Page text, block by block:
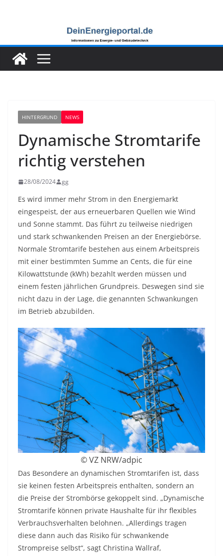
HINTERGRUND NEWS
Dynamische Stromtarife
richtig verstehen
28/08/2024 gg
Es wird immer mehr Strom in den Energiemarkt
eingespeist, der aus erneuerbaren Quellen wie Wind
und Sonne stammt. Das führt zu teilweise niedrigen
und stark schwankenden Preisen an der Energiebörse.
Normale Stromtarife bestehen aus einem Arbeitspreis
mit einer bestimmten Summe an Cents, die für eine
Kilowattstunde (kWh) bezahlt werden müssen und
einem festen jährlichen Grundpreis. Deswegen sind sie
nicht dazu in der Lage, die genannten Schwankungen
im Betrieb abzubilden.
© VZ NRW/adpic
Das Besondere an dynamischen Stromtarifen ist, dass
sie keinen festen Arbeitspreis enthalten, sondern an
die Preise der Strombörse gekoppelt sind. „Dynamische
Stromtarife können private Haushalte für ihr flexibles
Verbrauchsverhalten belohnen. „Allerdings tragen
diese dann auch das Risiko für schwankende
Strompreise selbst“, sagt Christina Wallraf,